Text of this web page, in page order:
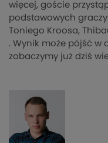
więcej, goście
podstawowych
Toniego Kroosa,
. Wynik może pójść w
zobaczymy już dziś